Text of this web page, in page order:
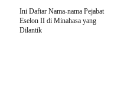
Ini Daftar Nama-nama Pejabat
Eselon II di Minahasa yang
Dilantik